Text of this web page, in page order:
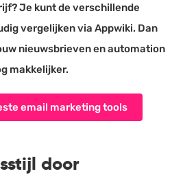
Je kunt de verschillende
vergelijken via Appwiki. Dan
nieuwsbrieven en automation
makkelijker.
email marketing tools
door